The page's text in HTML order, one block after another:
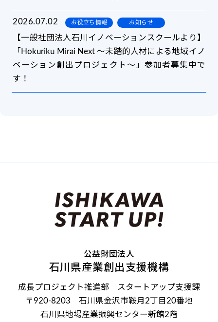
2026.07.02 お役立ち情報 お知らせ
【一般社団法人石川イノベーションスクールより】
「Hokuriku Mirai Next 〜未踏的人材による地域イノ
ベーション創出プロジェクト〜」参加者募集中で
す！
公益財団法人
石川県産業創出支援機構
成長プロジェクト推進部 スタートアップ支援課
〒920-8203 石川県金沢市鞍月2丁目20番地
石川県地場産業振興センター新館2階